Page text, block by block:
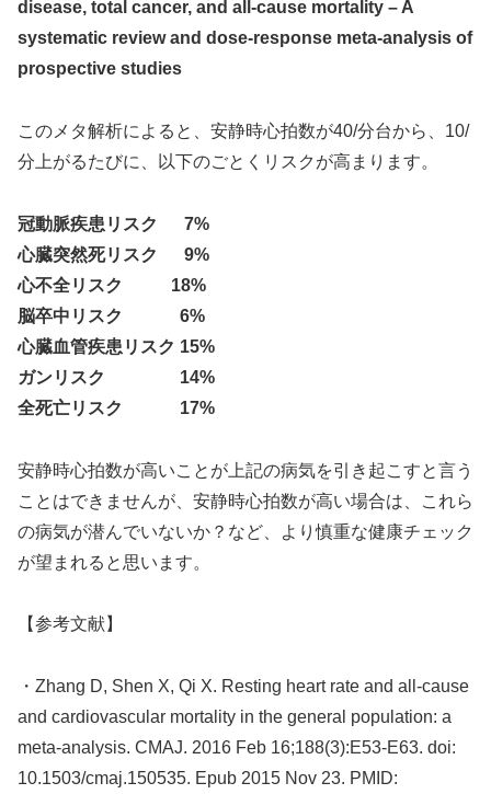
disease, total cancer, and all-cause mortality – A
systematic review and dose-response meta-analysis of
prospective studies
このメタ解析によると、安静時心拍数が40/分台から、10/
分上がるたびに、以下のごとくリスクが高まります。
冠動脈疾患リスク 7%
心臓突然死リスク 9%
心不全リスク 18%
脳卒中リスク 6%
心臓血管疾患リスク 15%
ガンリスク 14%
全死亡リスク 17%
安静時心拍数が高いことが上記の病気を引き起こすと言う
ことはできませんが、安静時心拍数が高い場合は、これら
の病気が潜んでいないか？など、より慎重な健康チェック
が望まれると思います。
【参考文献】
・Zhang D, Shen X, Qi X. Resting heart rate and all-cause
and cardiovascular mortality in the general population: a
meta-analysis. CMAJ. 2016 Feb 16;188(3):E53-E63. doi:
10.1503/cmaj.150535. Epub 2015 Nov 23. PMID: